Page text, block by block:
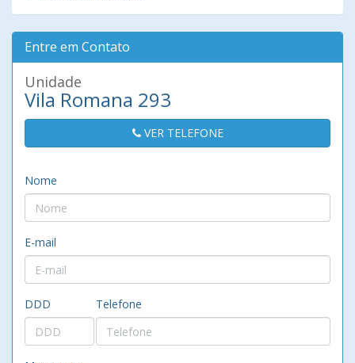
Entre em Contato
Unidade
Vila Romana 293
VER TELEFONE
Nome
E-mail
DDD Telefone